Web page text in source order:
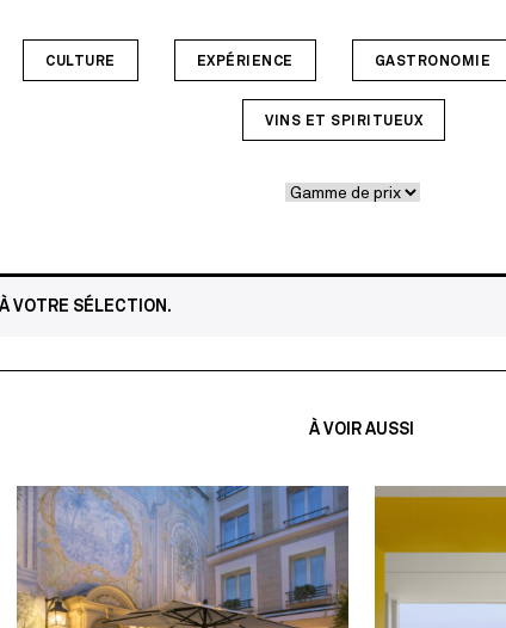
CULTURE EXPÉRIENCE GASTRONOMIE
VINS ET SPIRITUEUX
VOTRE SÉLECTION.
À VOIR AUSSI